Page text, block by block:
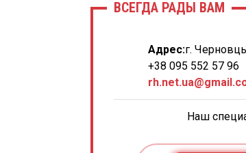
ВСЕГДА РАДЫ ВАМ
Адрес:г.
+38 095 552 57 96
Наш